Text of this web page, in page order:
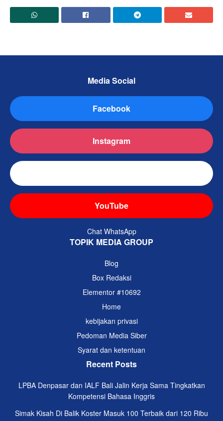
Media Social
Facebook
Instagram
YouTube
Chat WhatsApp
TOPIK MEDIA GROUP
Blog
Box Redaksi
Elementor #10692
Home
kebijakan privasi
Pedoman Media Siber
Syarat dan ketentuan
Recent Posts
LPBA Denpasar dan IALF Bali Jalin Kerja Sama Tingkatkan
Kompetensi Bahasa Inggris
Simak Kisah Di Balik Koster Masuk 100 Terbaik dari 120 Ribu